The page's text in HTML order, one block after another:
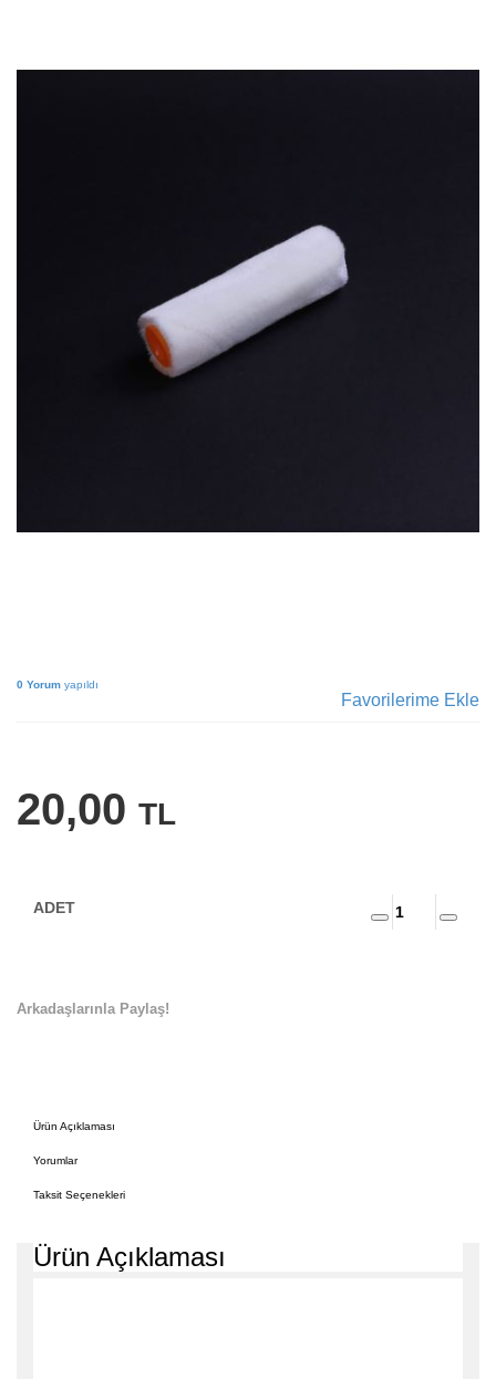
0 Yorum yapıldı
Favorilerime Ekle
20,00 TL
Arkadaşlarınla Paylaş!
Ürün Açıklaması
Yorumlar
Taksit Seçenekleri
Ürün Açıklaması